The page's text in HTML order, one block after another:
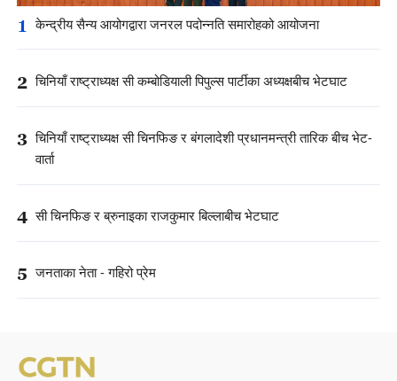
1 केन्द्रीय सैन्य आयोगद्वारा जनरल पदोन्नति समारोहको आयोजना
2 चिनियाँ राष्ट्राध्यक्ष सी कम्बोडियाली पिपुल्स पार्टीका अध्यक्षबीच भेटघाट
3 चिनियाँ राष्ट्राध्यक्ष सी चिनफिङ र बंगलादेशी प्रधानमन्त्री तारिक बीच भेट-
वार्ता
4 सी चिनफिङ र ब्रुनाइका राजकुमार बिल्लाबीच भेटघाट
5 जनताका नेता - गहिरो प्रेम